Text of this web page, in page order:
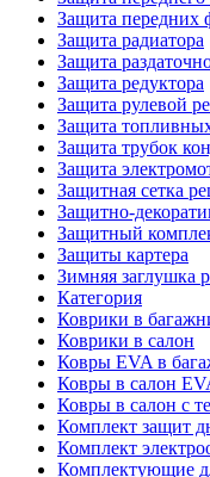
Защита передних
Защита радиатора
Защита
Защита редуктора
Защита рулевой
Защита
Защита трубок
Защита
Защитная сетка
Защитно-
Защитный
Защиты картера
Зимняя заглушка
Категория
Коврики в
Коврики в салон
Ковры EVA в
Ковры в салон
Ковры в салон с
Комплект защит
Комплект
Комплектующие